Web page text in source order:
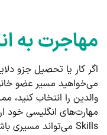
مهاجرت به
اگر کار یا تحصیل جزو
می‌خواهید مسیر عضو
والدین را انتخاب کنید،
Skills می‌تواند مسیری باشد که بر می‌گزینید.